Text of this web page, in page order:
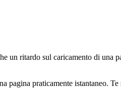
un ritardo sul caricamento di una
praticamente istantaneo.